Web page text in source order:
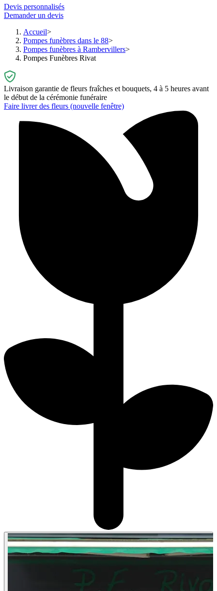
Devis personnalisés
Demander un devis
Accueil
Pompes funèbres dans le 88
Pompes funèbres à Rambervillers
Pompes Funèbres Rivat
Livraison garantie de fleurs fraîches et bouquets, 4 à 5 heures avant
le début de la cérémonie funéraire
Faire livrer des fleurs (nouvelle fenêtre)